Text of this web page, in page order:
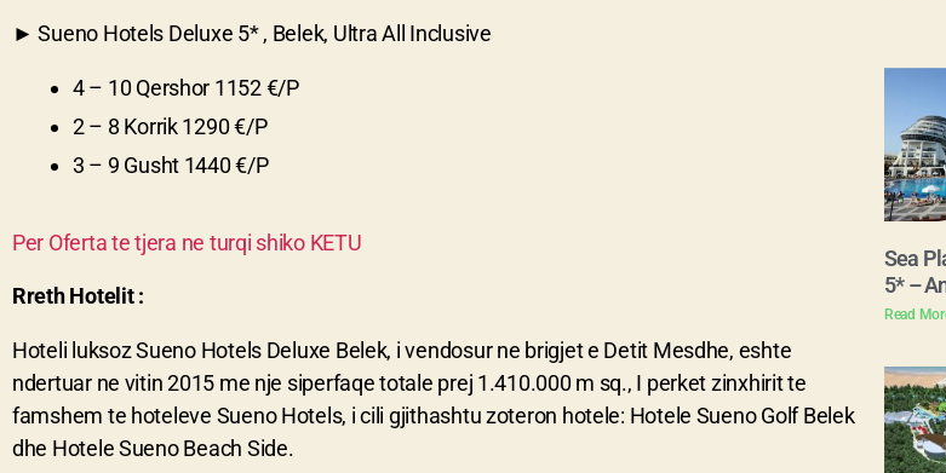
► Sueno Hotels Deluxe 5* , Belek, Ultra All Inclusive
4 – 10 Qershor 1152 €/P
2 – 8 Korrik 1290 €/P
3 – 9 Gusht 1440 €/P
Per Oferta te tjera ne turqi shiko KETU
Rreth Hotelit :
Hoteli luksoz Sueno Hotels Deluxe Belek, i vendosur ne brigjet e Detit Mesdhe, eshte
ndertuar ne vitin 2015 me nje siperfaqe totale prej 1.410.000 m sq., I perket zinxhirit te
famshem te hoteleve Sueno Hotels, i cili gjithashtu zoteron hotele: Hotele Sueno Golf Belek
dhe Hotele Sueno Beach Side.
Sea
5* –
Read